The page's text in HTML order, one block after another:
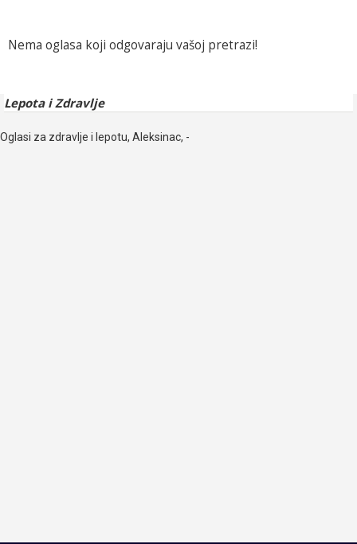
Nema oglasa koji odgovaraju vašoj pretrazi!
Lepota i Zdravlje
Oglasi za zdravlje i lepotu, Aleksinac, -